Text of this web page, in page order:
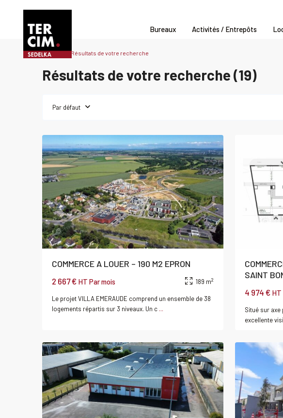
Bureaux Activités / Entrepôts
Accueil Résultats de votre recherche
Résultats de votre recherche (19)
Par défaut
COMMERCE A LOUER – 190 M2 EPRON
2 667 € HT Par mois 189 m2
Le projet VILLA EMERAUDE comprend un ensemble de 38
logements répartis sur 3 niveaux. Un c ...
SAINT-
Louer
Local
commercial
SAINT
4 974 € HT
Situé sur
excellente
SAINT-
DE-
Louer
Local
commercial